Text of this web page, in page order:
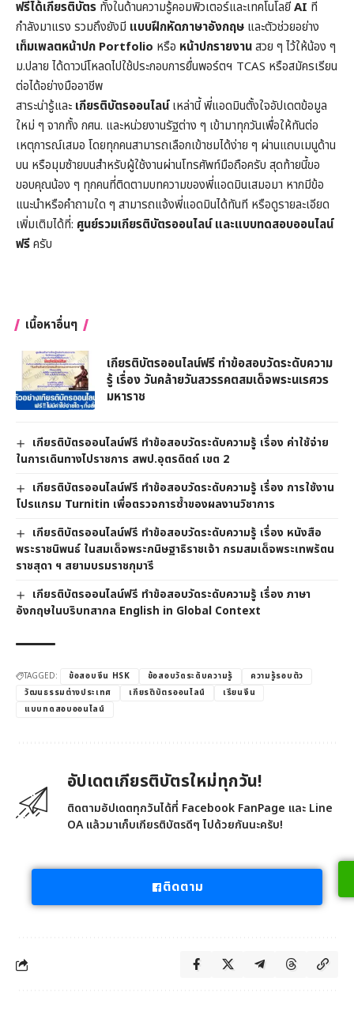
ฟรีได้เกียรติบัตร ทั้งในด้านความรู้คอมพิวเตอร์และเทคโนโลยีAI ที่
กำลังมาแรง รวมถึงยังมี แบบฝึกหัดภาษาอังกฤษ และตัวช่วยอย่าง
เท็มเพลตหน้าปก Portfolio หรือ หน้าปกรายงานสวย ๆ ไว้ให้น้อง ๆ
ม.ปลาย ได้ดาวน์โหลดไปใช้ประกอบการยื่นพอร์ตฯ TCAS หรือสมัครเรียน
ต่อได้อย่างมืออาชีพ
สาระน่ารู้และ เกียรติบัตรออนไลน์เหล่านี้ พี่แอดมินตั้งใจอัปเดตข้อมูล
ใหม่ ๆ จากทั้ง กศน. และหน่วยงานรัฐต่าง ๆ เข้ามาทุกวันเพื่อให้ทันต่อ
เหตุการณ์เสมอ โดยทุกคนสามารถเลือกเข้าชมได้ง่าย ๆ ผ่านแถบเมนูด้าน
บน หรือมุมซ้ายบนสำหรับผู้ใช้งานผ่านโทรศัพท์มือถือครับ สุดท้ายนี้ขอ
ขอบคุณน้อง ๆ ทุกคนที่ติดตามบทความของพี่แอดมินเสมอมา หากมีข้อ
แนะนำหรือคำถามใด ๆ สามารถแจ้งพี่แอดมินได้ทันที หรือดูรายละเอียด
เพิ่มเติมได้ที่: ศูนย์รวมเกียรติบัตรออนไลน์ และแบบทดสอบออนไลน์
ฟรีครับ
เนื้อหาอื่นๆ
เกียรติบัตรออนไลน์ฟรี ทำข้อสอบวัดระดับความ
รู้ เรื่อง วันคล้ายวันสวรรคตสมเด็จพระนเรศวร
มหาราช
เกียรติบัตรออนไลน์ฟรี ทำข้อสอบวัดระดับความรู้ เรื่อง ค่าใช้จ่าย
ในการเดินทางไปราชการ สพป.อุตรดิตถ์ เขต 2
เกียรติบัตรออนไลน์ฟรี ทำข้อสอบวัดระดับความรู้ เรื่อง การใช้งาน
โปรแกรม Turnitin เพื่อตรวจการซ้ำของผลงานวิชาการ
เกียรติบัตรออนไลน์ฟรี ทำข้อสอบวัดระดับความรู้ เรื่อง หนังสือ
พระราชนิพนธ์ ในสมเด็จพระกนิษฐาธิราชเจ้า กรมสมเด็จพระเทพรัตน
ราชสุดา ฯ สยามบรมราชกุมารี
เกียรติบัตรออนไลน์ฟรี ทำข้อสอบวัดระดับความรู้ เรื่อง ภาษา
อังกฤษในบริบทสากล English in Global Context
TAGGED: ข้อสอบจีน HSK ข้อสอบวัดระดับความรู้
ความรู้รอบตัว
วัฒนธรรมต่างประเทศ
เกียรติบัตรออนไลน์
เรียนจีน
แบบทดสอบออนไลน์
อัปเดตเกียรติบัตรใหม่ทุกวัน!
ติดตามอัปเดตทุกวันได้ที่ Facebook FanPage และ Line
OA แล้วมาเก็บเกียรติบัตรดีๆ ไปด้วยกันนะครับ!
ติดตาม